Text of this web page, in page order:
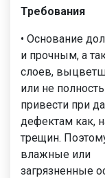
Требования
• Основание
и прочным, а
слоев,
или не
привести при
дефектам как,
трещин.
влажные или
загрязненные